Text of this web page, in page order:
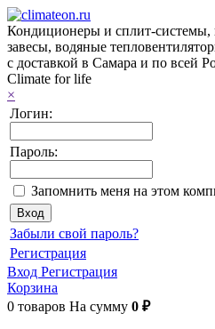
Кондиционеры и сплит-системы,
завесы, водяные
с доставкой в Самара и по всей
Climate for life
×
Логин:
Пароль:
Запомнить меня на этом
Забыли свой пароль?
Регистрация
Вход Регистрация
Корзина
0 товаров На сумму 0 ₽